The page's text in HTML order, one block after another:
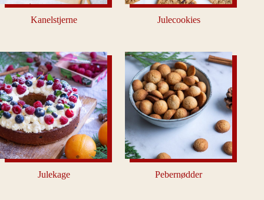
Kanelstjerne Julecookies
Julekage Pebernødder